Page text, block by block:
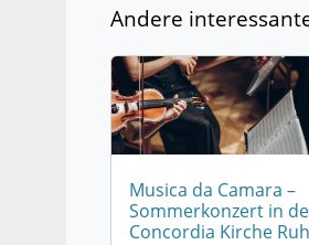
Andere
Musica da Camara –
Sommerkonzert in
Concordia Kirche